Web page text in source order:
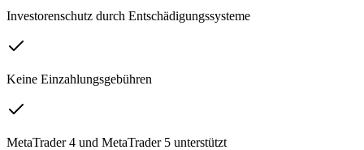
Investorenschutz durch Entschädigungssysteme
Keine Einzahlungsgebühren
MetaTrader 4 und MetaTrader 5 unterstützt